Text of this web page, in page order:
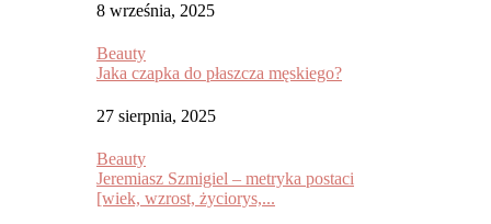
8 września, 2025
Beauty
Jaka czapka do płaszcza męskiego?
27 sierpnia, 2025
Beauty
Jeremiasz Szmigiel – metryka postaci
[wiek, wzrost, życiorys,...